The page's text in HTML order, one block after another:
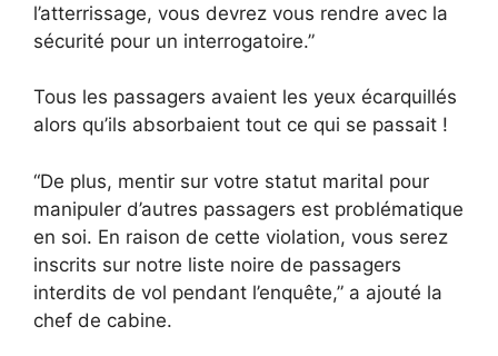
l’atterrissage, vous devrez vous rendre avec la
sécurité pour un interrogatoire.”
Tous les passagers avaient les yeux écarquillés
alors qu’ils absorbaient tout ce qui se passait !
“De plus, mentir sur votre statut marital pour
manipuler d’autres passagers est problématique
en soi. En raison de cette violation, vous serez
inscrits sur notre liste noire de passagers
interdits de vol pendant l’enquête,” a ajouté la
chef de cabine.